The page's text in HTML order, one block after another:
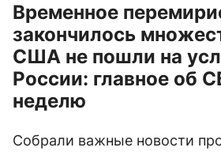
Временное
закончилось
США не пошли на
России: главное об
неделю
Собрали важные новости